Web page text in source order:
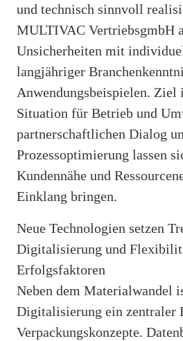
und technisch sinnvoll
MULTIVAC VertriebsgmbH
Unsicherheiten mit
langjähriger
Anwendungsbeispielen.
Situation für Betrieb und
partnerschaftlichen Dialog
Prozessoptimierung lassen
Kundennähe und
Einklang bringen.
Neue Technologien setzen
Digitalisierung und
Erfolgsfaktoren
Neben dem Materialwandel
Digitalisierung ein zentraler
Verpackungskonzepte.